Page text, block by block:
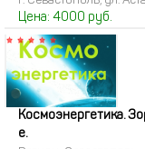
Цена: 4000 руб.
Космоэнергетика.
е.